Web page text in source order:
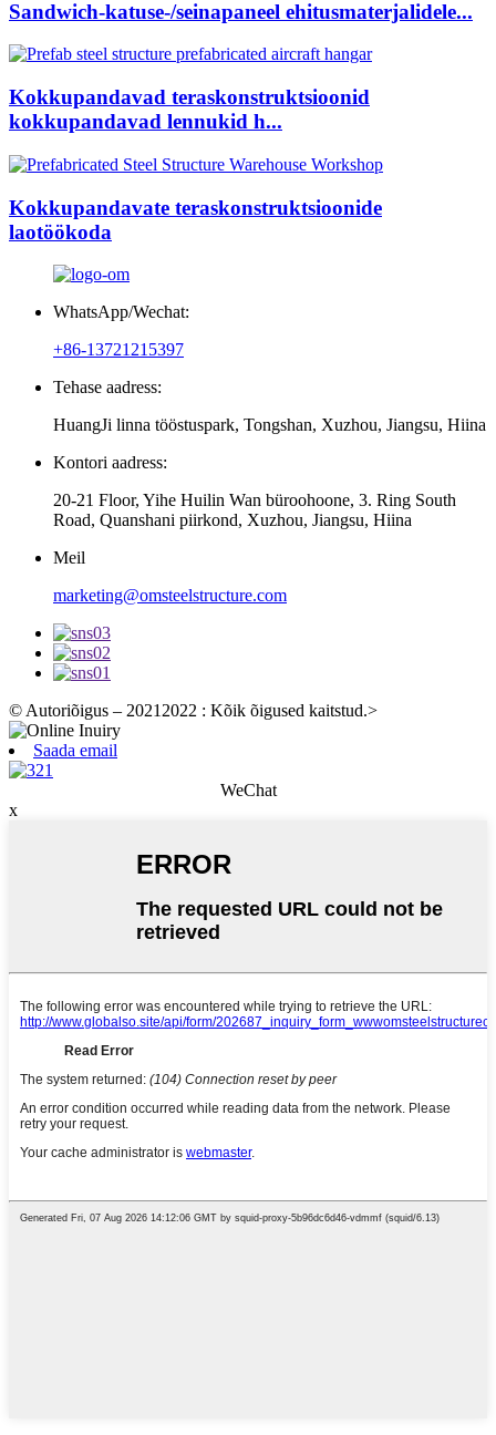
Sandwich-katuse-/seinapaneel ehitusmaterjalidele...
Kokkupandavad teraskonstruktsioonid
kokkupandavad lennukid h...
Kokkupandavate teraskonstruktsioonide
laotöökoda
WhatsApp/Wechat:
+86-13721215397
Tehase aadress:
HuangJi linna tööstuspark, Tongshan, Xuzhou, Jiangsu, Hiina
Kontori aadress:
20-21 Floor, Yihe Huilin Wan büroohoone, 3. Ring South
Road, Quanshani piirkond, Xuzhou, Jiangsu, Hiina
Meil
marketing@omsteelstructure.com
© Autoriõigus – 20212022 : Kõik õigused kaitstud.>
Saada email
WeChat
x